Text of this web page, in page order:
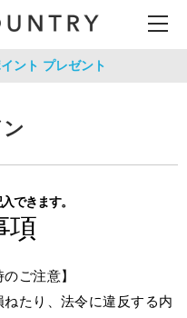
ント プレゼント
できます。
項
ご注意】
たり、法令に違反する内